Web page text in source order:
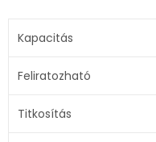
Kapacitás
Feliratozható
Titkosítás